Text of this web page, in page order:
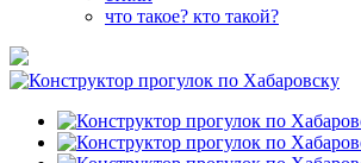
что такое? кто такой?